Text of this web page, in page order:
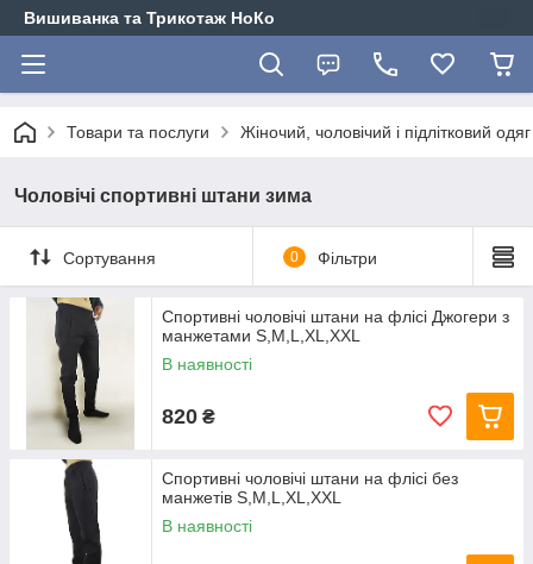
Вишиванка та Трикотаж НоКо
Товари та послуги Жіночий, чоловічий і підлітковий
Чоловічі спортивні штани зима
Сортування 0 Фільтри
Спортивні чоловічі штани на флісі Джогери з
манжетами S,M,L,XL,XXL
В наявності
820 ₴
Спортивні чоловічі штани на флісі без
манжетів S,M,L,XL,XXL
В наявності